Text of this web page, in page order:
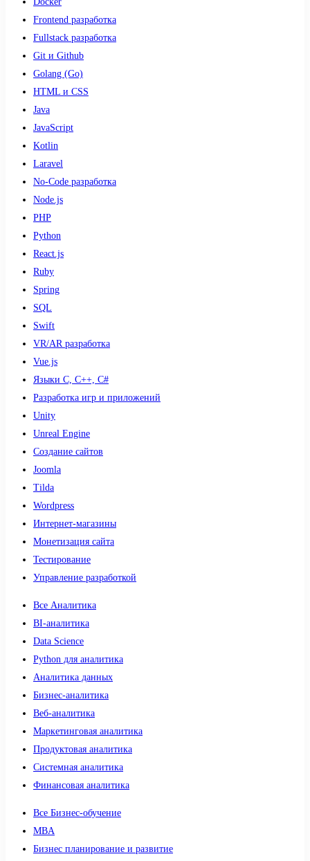
Frontend разработка
Fullstack разработка
Git и Github
Golang (Go)
HTML и CSS
Java
JavaScript
Kotlin
Laravel
No-Code разработка
Node.js
PHP
Python
React.js
Ruby
Spring
SQL
Swift
VR/AR разработка
Vue.js
Языки С, С++, С#
Разработка игр и приложений
Unity
Unreal Engine
Создание сайтов
Joomla
Tilda
Wordpress
Интернет-магазины
Монетизация сайта
Тестирование
Управление разработкой
Все Аналитика
BI-аналитика
Data Science
Python для аналитика
Аналитика данных
Бизнес-аналитика
Веб-аналитика
Маркетинговая аналитика
Продуктовая аналитика
Системная аналитика
Финансовая аналитика
Все Бизнес-обучение
MBA
Бизнес планирование и развитие